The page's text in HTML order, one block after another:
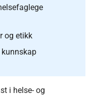
og etikk
i helse- og